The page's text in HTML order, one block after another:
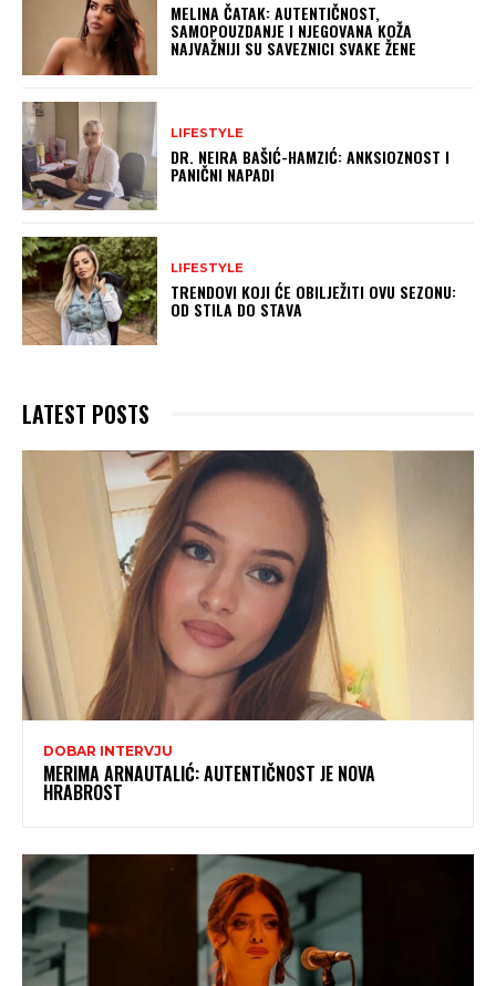
MELINA ČATAK: AUTENTIČNOST,
SAMOPOUZDANJE I NJEGOVANA KOŽA
NAJVAŽNIJI SU SAVEZNICI SVAKE ŽENE
LIFESTYLE
DR. NEIRA BAŠIĆ-HAMZIĆ: ANKSIOZNOST I
PANIČNI NAPADI
LIFESTYLE
TRENDOVI KOJI ĆE OBILJEŽITI OVU SEZONU:
OD STILA DO STAVA
LATEST POSTS
DOBAR INTERVJU
MERIMA ARNAUTALIĆ: AUTENTIČNOST JE NOVA
HRABROST